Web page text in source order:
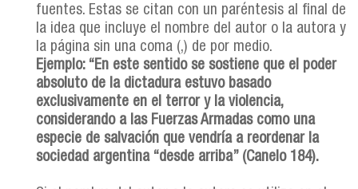
fuentes. Estas se citan con un paréntesis al final de
la idea que incluye el nombre del autor o la autora y
la página sin una coma (,) de por medio.
Ejemplo: “En este sentido se sostiene que el poder
absoluto de la dictadura estuvo basado
exclusivamente en el terror y la violencia,
considerando a las Fuerzas Armadas como una
especie de salvación que vendría a reordenar la
sociedad argentina “desde arriba” (Canelo 184).